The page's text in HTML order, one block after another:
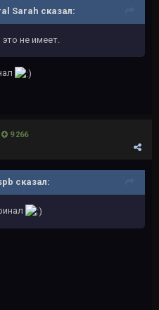
Sarah сказал:
не имеет.
9 266
сказал: